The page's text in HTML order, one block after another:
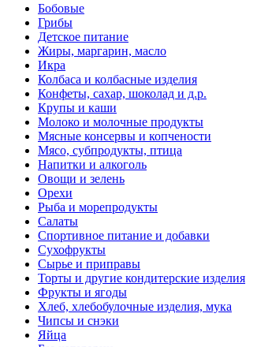
Бобовые
Грибы
Детское питание
Жиры, маргарин, масло
Икра
Колбаса и колбасные изделия
Конфеты, сахар, шоколад и д.р.
Крупы и каши
Молоко и молочные продукты
Мясные консервы и копчености
Мясо, субпродукты, птица
Напитки и алкоголь
Овощи и зелень
Орехи
Рыба и морепродукты
Салаты
Спортивное питание и добавки
Сухофрукты
Сырье и приправы
Торты и другие кондитерские изделия
Фрукты и ягоды
Хлеб, хлебобулочные изделия, мука
Чипсы и снэки
Яйца